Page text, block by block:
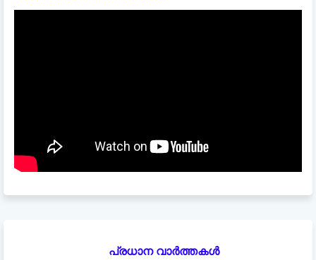
പ്രധാന വാർത്തകൾ